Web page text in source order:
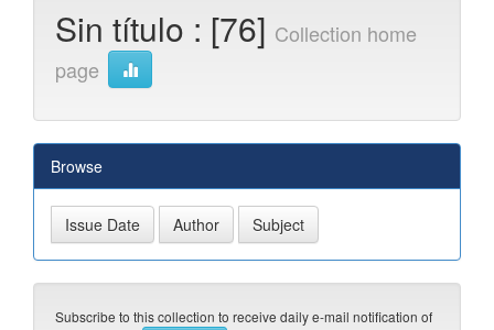
Sin título : [76] Collection home
page
Browse
Subscribe to this collection to receive daily e-mail notification of